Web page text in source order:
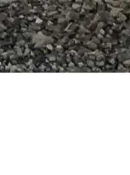
historieälskare över hela världen,
och Museet Auschwitz-
öppettider och mer!